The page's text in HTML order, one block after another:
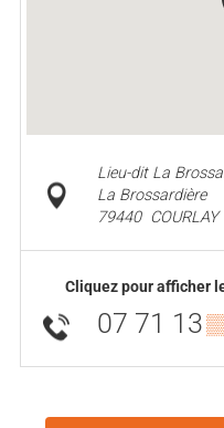
Lieu-dit La
La Brossardière
79440 COURLAY
Cliquez pour afficher
07 71 13